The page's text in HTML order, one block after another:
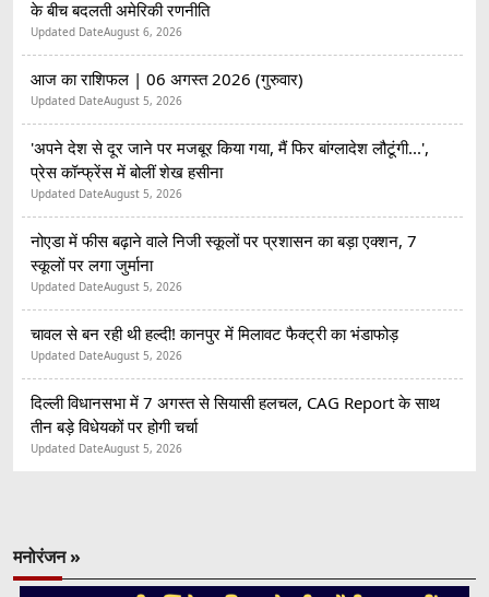
के बीच बदलती अमेरिकी रणनीति
Updated DateAugust 6, 2026
आज का राशिफल | 06 अगस्त 2026 (गुरुवार)
Updated DateAugust 5, 2026
'अपने देश से दूर जाने पर मजबूर किया गया, मैं फिर बांग्लादेश लौटूंगी...',
प्रेस कॉन्फ्रेंस में बोलीं शेख हसीना
Updated DateAugust 5, 2026
नोएडा में फीस बढ़ाने वाले निजी स्कूलों पर प्रशासन का बड़ा एक्शन, 7
स्कूलों पर लगा जुर्माना
Updated DateAugust 5, 2026
चावल से बन रही थी हल्दी! कानपुर में मिलावट फैक्ट्री का भंडाफोड़
Updated DateAugust 5, 2026
दिल्ली विधानसभा में 7 अगस्त से सियासी हलचल, CAG Report के साथ
तीन बड़े विधेयकों पर होगी चर्चा
Updated DateAugust 5, 2026
मनोरंजन »